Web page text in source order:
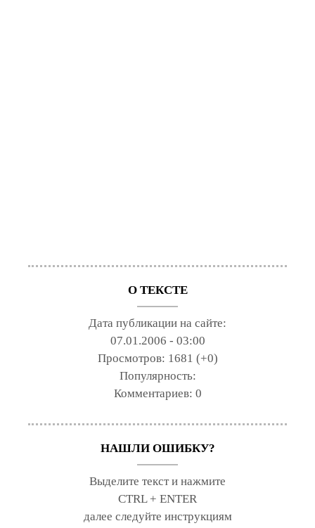
О ТЕКСТЕ
Дата публикации на сайте:
07.01.2006 - 03:00
Просмотров: 1681 (+0)
Популярность:
Комментариев: 0
НАШЛИ ОШИБКУ?
Выделите текст и нажмите
CTRL + ENTER
далее следуйте инструкциям